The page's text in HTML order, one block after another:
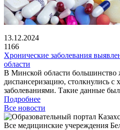
13.12.2024
1166
Хронические заболевания
области
В Минской области
диспансеризацию, столкнулись с
заболеваниями. Такие данные
Подробнее
Все новости
Все медицинские учереждения